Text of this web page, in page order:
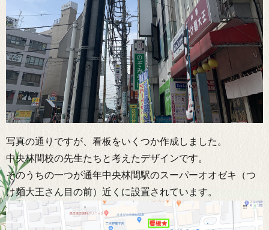
写真の通りですが、看板をいくつか作成しました。
中央林間校の先生たちと考えたデザインです。
そのうちの一つが通年中央林間駅のスーパーオオゼキ（つ
け麺大王さん目の前）近くに設置されています。